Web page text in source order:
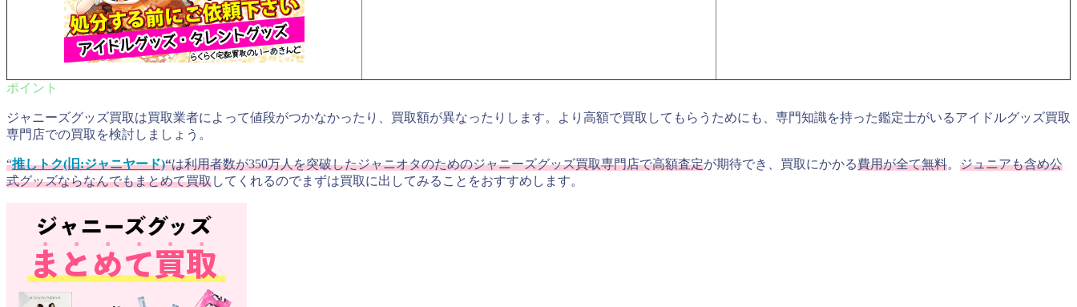
ジャニーズグッズ買取は買取業者によって値段がつかなかったり、買取額が異なったりします。より高額で買取してもらうためにも、専門知識を持った鑑定士がいるアイドルグッズ買取
専門店での買取を検討しましょう。
“推しトク(旧:ジャニヤード)“は利用者数が350万人を突破したジャニオタのためのジャニーズグッズ買取専門店で高額査定が期待でき、買取にかかる費用が全て無料。 ジュニアも含め公
式グッズならなんでもまとめて買取してくれるのでまずは買取に出してみることをおすすめします。